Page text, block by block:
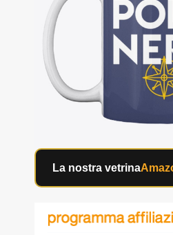
La nostra vetrina